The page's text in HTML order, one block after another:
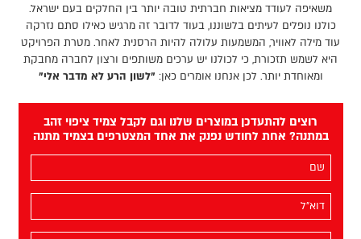
משאיפה לעודד מציאות חברתית טובה יותר בין החלקים בעם ישראל.
כולנו נופלים לעיתים בלשוננו, בעוד לדובר זה מרגיש כאילו סתם נזרקה
עוד מילה לאוויר, המשמעות עלולה להיות הרסנית לאחר. מטרת הפרויקט
היא לשמש תזכורת, כי לכולנו יש ערכים משותפים ורצון לחברה מחבקת
ומאוחדת יותר. לכן אנחנו אומרים כאן: "לשון הרע לא מדבר אלי"
רוצים להתעדכן במוצרים שלנו וגם לקבל צמיד ציפוי זהב
במתנה? אחת לחודש נפנק את אחד המצטרפים בצמיד מתנה
שלך
שלך